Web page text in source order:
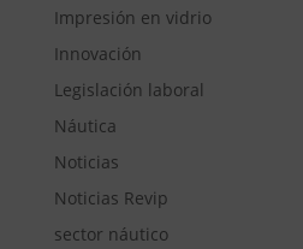
Impresión en vidrio
Innovación
Legislación laboral
Náutica
Noticias
Noticias Revip
sector náutico